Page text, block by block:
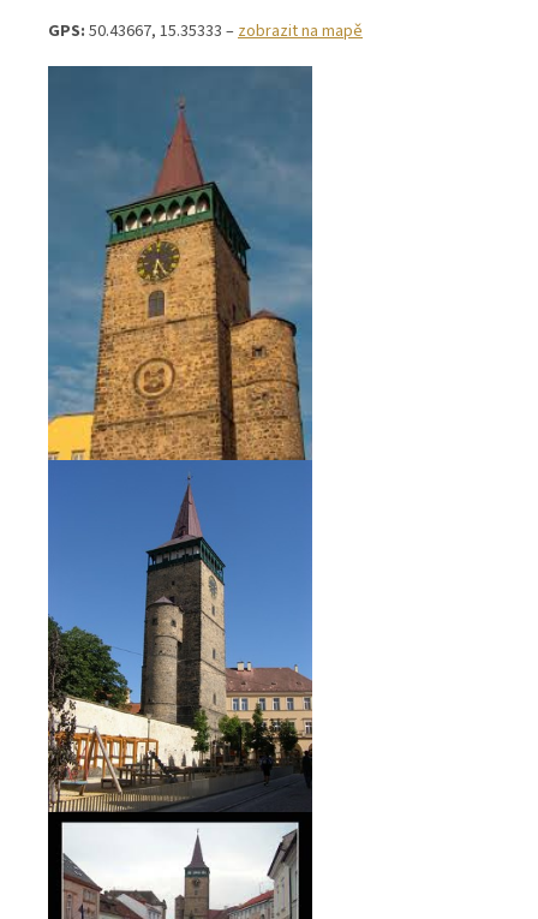
GPS: 50.43667, 15.35333 –zobrazit na mapě